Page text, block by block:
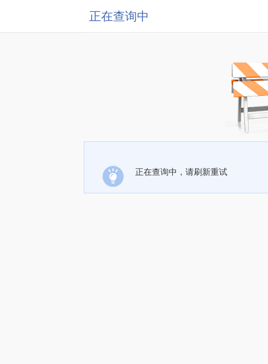
正在查询中
正在查询中，请刷新重试